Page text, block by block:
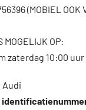
(MOBIEL OOK
MOGELIJK OP:
zaterdag 10:00
Audi